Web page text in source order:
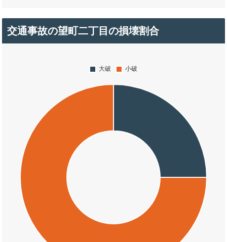
交通事故の望町二丁目の損壊割合